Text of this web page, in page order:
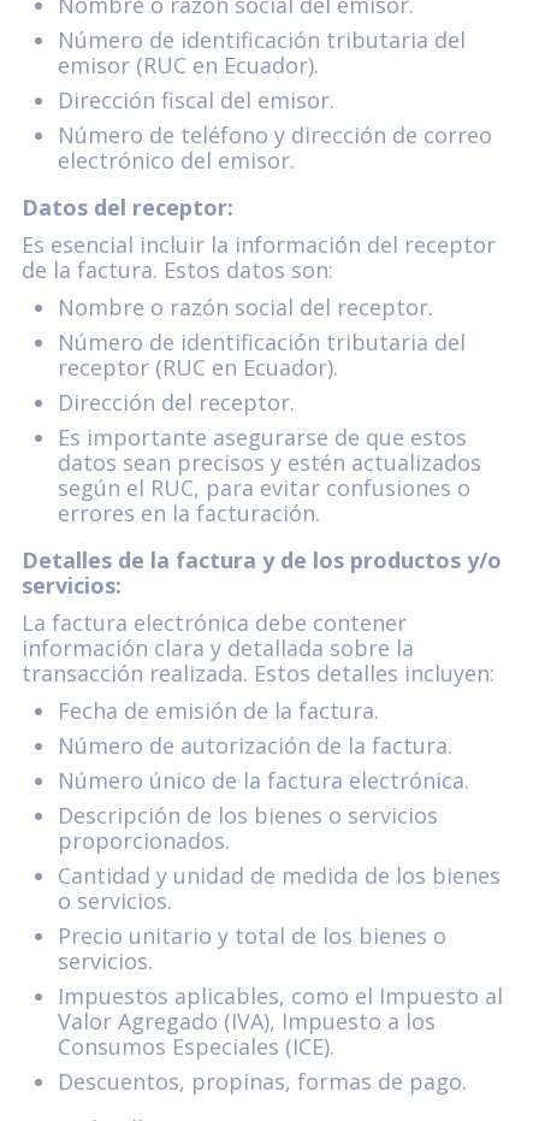
Número de identificación tributaria del
emisor (RUC en Ecuador).
Dirección fiscal del emisor.
Número de teléfono y dirección de correo
electrónico del emisor.
Datos del receptor:
Es esencial incluir la información del receptor
de la factura. Estos datos son:
Nombre o razón social del receptor.
Número de identificación tributaria del
receptor (RUC en Ecuador).
Dirección del receptor.
Es importante asegurarse de que estos
datos sean precisos y estén actualizados
según el RUC, para evitar confusiones o
errores en la facturación.
Detalles de la factura y de los productos y/o
servicios:
La factura electrónica debe contener
información clara y detallada sobre la
transacción realizada. Estos detalles incluyen:
Fecha de emisión de la factura.
Número de autorización de la factura.
Número único de la factura electrónica.
Descripción de los bienes o servicios
proporcionados.
Cantidad y unidad de medida de los bienes
o servicios.
Precio unitario y total de los bienes o
servicios.
Impuestos aplicables, como el Impuesto al
Valor Agregado (IVA), Impuesto a los
Consumos Especiales (ICE).
Descuentos, propinas, formas de pago.